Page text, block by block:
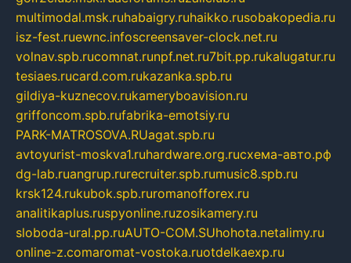
multimodal.msk.ruhabaigry.ruhaikko.rusobakopedia.ru
isz-fest.ruewnc.infoscreensaver-clock.net.ru
volnav.spb.rucomnat.runpf.net.ru7bit.pp.rukalugatur.ru
tesiaes.rucard.com.rukazanka.spb.ru
gildiya-kuznecov.rukameryboavision.ru
griffoncom.spb.rufabrika-emotsiy.ru
PARK-MATROSOVA.RUagat.spb.ru
avtoyurist-moskva1.ruhardware.org.ruсхема-авто.рф
dg-lab.ruangrup.rurecruiter.spb.rumusic8.spb.ru
krsk124.rukubok.spb.ruromanofforex.ru
analitikaplus.ruspyonline.ruzosikamery.ru
sloboda-ural.pp.ruAUTO-COM.SUhohota.netalimy.ru
online-z.comaromat-vostoka.ruotdelkaexp.ru